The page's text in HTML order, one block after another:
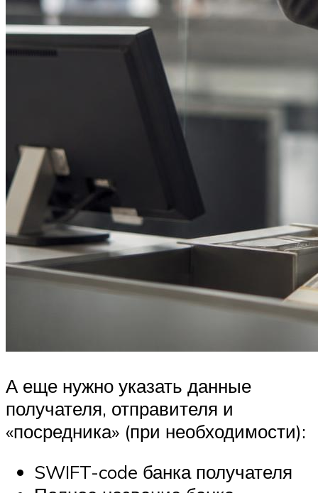
А еще нужно указать данные
получателя, отправителя и
«посредника» (при необходимости):
SWIFT-code банка получателя